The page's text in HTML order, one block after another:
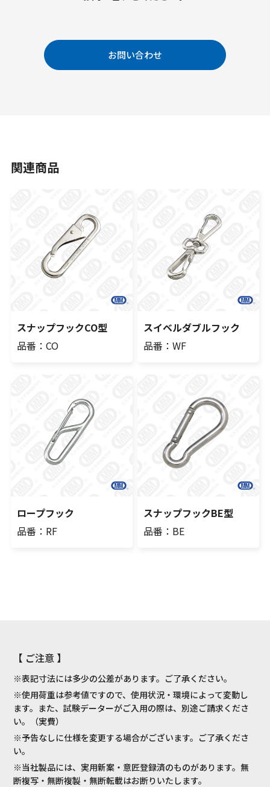
お問い合わせ
関連商品
スナップフックCO型
品番：CO
スイベルダブルフック
品番：WF
ロープフック
品番：RF
スナップフックBE型
品番：BE
【 ご注意 】
※表記寸法には多少の公差があります。ご了承ください。
※使用荷重は参考値ですので、使用状況・環境によって変動し
ます。また、試験データーがご入用の際は、別途ご請求くださ
い。（実費）
※予告なしに仕様を変更する場合がございます。ご了承くださ
い。
※当社製品には、実用新案・意匠登録済のものがあります。無
断複写・無断複製・無断転載はお断りいたします。